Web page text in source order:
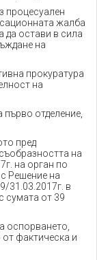
процесуален
жалба
да остави в сила
на
прокуратура
на
отделение,
пред
на
на орган по
Решение на
31.03.2017г. в
сумата от 39
оспорването,
фактическа и